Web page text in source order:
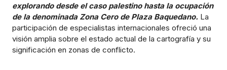
explorando desde el caso palestino hasta la ocupación
de la denominada Zona Cero de Plaza Baquedano. La
participación de especialistas internacionales ofreció una
visión amplia sobre el estado actual de la cartografía y su
significación en zonas de conflicto.